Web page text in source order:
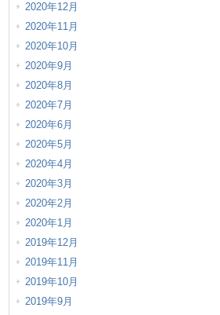
2020年12月
2020年11月
2020年10月
2020年9月
2020年8月
2020年7月
2020年6月
2020年5月
2020年4月
2020年3月
2020年2月
2020年1月
2019年12月
2019年11月
2019年10月
2019年9月